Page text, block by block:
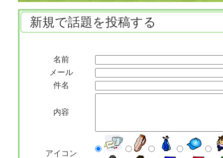
新規で話題を投稿する
名前
メール
件名
内容
アイコン